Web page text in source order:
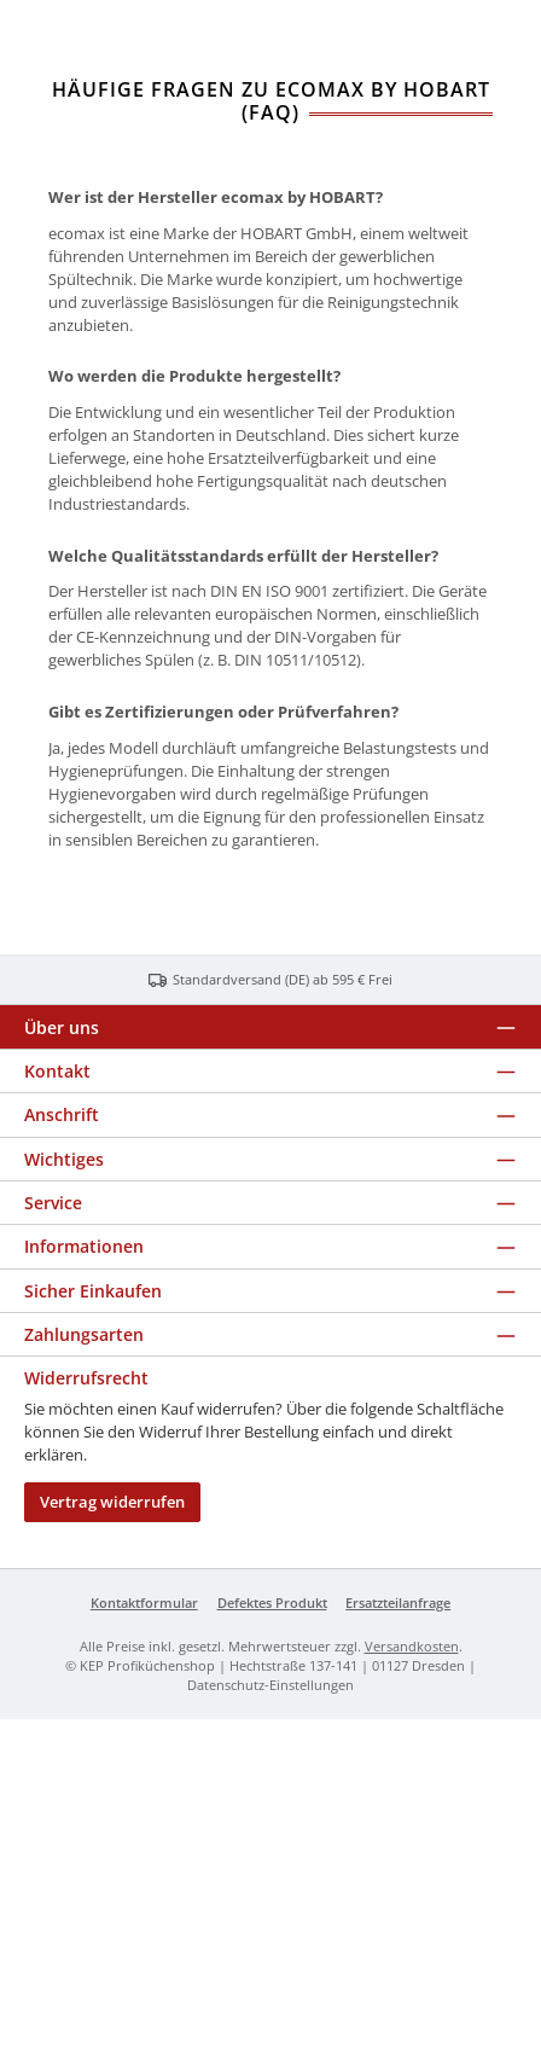
HÄUFIGE FRAGEN ZU ECOMAX BY HOBART
(FAQ)
Wer ist der Hersteller ecomax by HOBART?
ecomax ist eine Marke der HOBART GmbH, einem weltweit
führenden Unternehmen im Bereich der gewerblichen
Spültechnik. Die Marke wurde konzipiert, um hochwertige
und zuverlässige Basislösungen für die Reinigungstechnik
anzubieten.
Wo werden die Produkte hergestellt?
Die Entwicklung und ein wesentlicher Teil der Produktion
erfolgen an Standorten in Deutschland. Dies sichert kurze
Lieferwege, eine hohe Ersatzteilverfügbarkeit und eine
gleichbleibend hohe Fertigungsqualität nach deutschen
Industriestandards.
Welche Qualitätsstandards erfüllt der Hersteller?
Der Hersteller ist nach DIN EN ISO 9001 zertifiziert. Die Geräte
erfüllen alle relevanten europäischen Normen, einschließlich
der CE-Kennzeichnung und der DIN-Vorgaben für
gewerbliches Spülen (z. B. DIN 10511/10512).
Gibt es Zertifizierungen oder Prüfverfahren?
Ja, jedes Modell durchläuft umfangreiche Belastungstests und
Hygieneprüfungen. Die Einhaltung der strengen
Hygienevorgaben wird durch regelmäßige Prüfungen
sichergestellt, um die Eignung für den professionellen Einsatz
in sensiblen Bereichen zu garantieren.
Standardversand (DE) ab 595 € Frei
Über uns
Kontakt
Anschrift
Wichtiges
Service
Informationen
Sicher Einkaufen
Zahlungsarten
Widerrufsrecht
Sie möchten einen Kauf widerrufen? Über die folgende Schaltfläche
können Sie den Widerruf Ihrer Bestellung einfach und direkt
erklären.
Vertrag widerrufen
Kontaktformular Defektes Produkt Ersatzteilanfrage
Alle Preise inkl. gesetzl. Mehrwertsteuer zzgl. Versandkosten.
© KEP Profiküchenshop | Hechtstraße 137-141 | 01127 Dresden |
Datenschutz-Einstellungen